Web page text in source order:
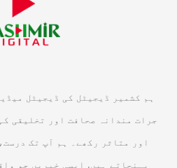
ہم کشمیر ڈیجیٹل کی ڈیجیٹل
جرات مندانہ صحافت اور تخلیقی
اور متاثر رکھے۔ ہم آپ تک
پہنچاتے ہیں, ایسی خبریں جو